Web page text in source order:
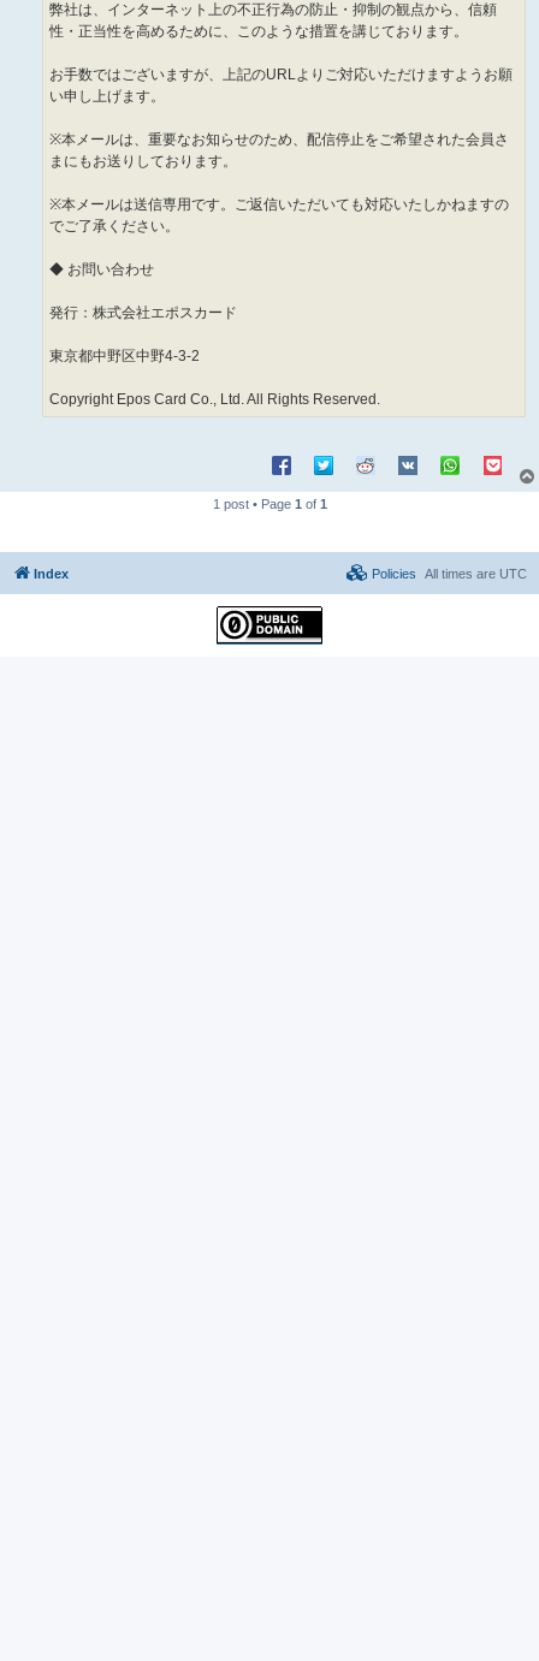
弊社は、インターネット上の不正行為の防止・抑制の観点から、信頼
性・正当性を高めるために、このような措置を講じております。
お手数ではございますが、上記のURLよりご対応いただけますようお願
い申し上げます。
※本メールは、重要なお知らせのため、配信停止をご希望された会員さ
まにもお送りしております。
※本メールは送信専用です。ご返信いただいても対応いたしかねますの
でご了承ください。
◆ お問い合わせ
発行：株式会社エポスカード
東京都中野区中野4-3-2
Copyright Epos Card Co., Ltd. All Rights Reserved.
1 post • Page 1 of 1
Index All times are UTC
Policies